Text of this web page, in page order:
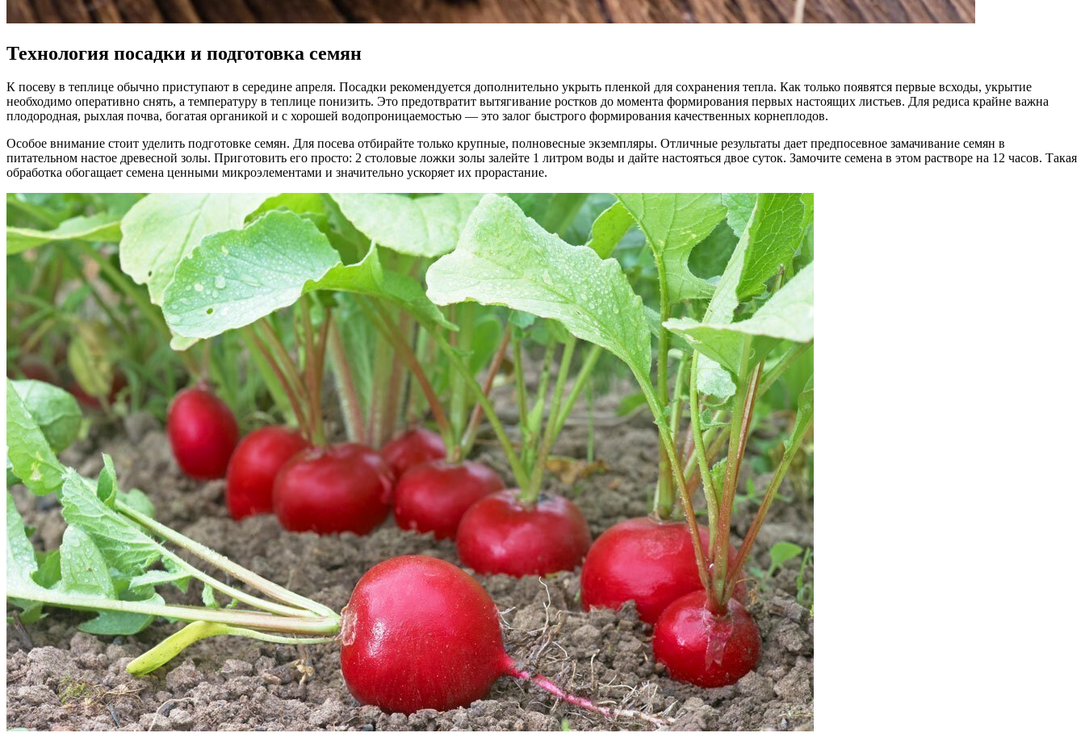
Технология посадки и подготовка семян
К посеву в теплице обычно приступают в середине апреля. Посадки рекомендуется дополнительно укрыть пленкой для сохранения тепла. Как только появятся первые всходы, укрытие
необходимо оперативно снять, а температуру в теплице понизить. Это предотвратит вытягивание ростков до момента формирования первых настоящих листьев. Для редиса крайне важна
плодородная, рыхлая почва, богатая органикой и с хорошей водопроницаемостью — это залог быстрого формирования качественных корнеплодов.
Особое внимание стоит уделить подготовке семян. Для посева отбирайте только крупные, полновесные экземпляры. Отличные результаты дает предпосевное замачивание семян в
питательном настое древесной золы. Приготовить его просто: 2 столовые ложки золы залейте 1 литром воды и дайте настояться двое суток. Замочите семена в этом растворе на 12 часов. Такая
обработка обогащает семена ценными микроэлементами и значительно ускоряет их прорастание.